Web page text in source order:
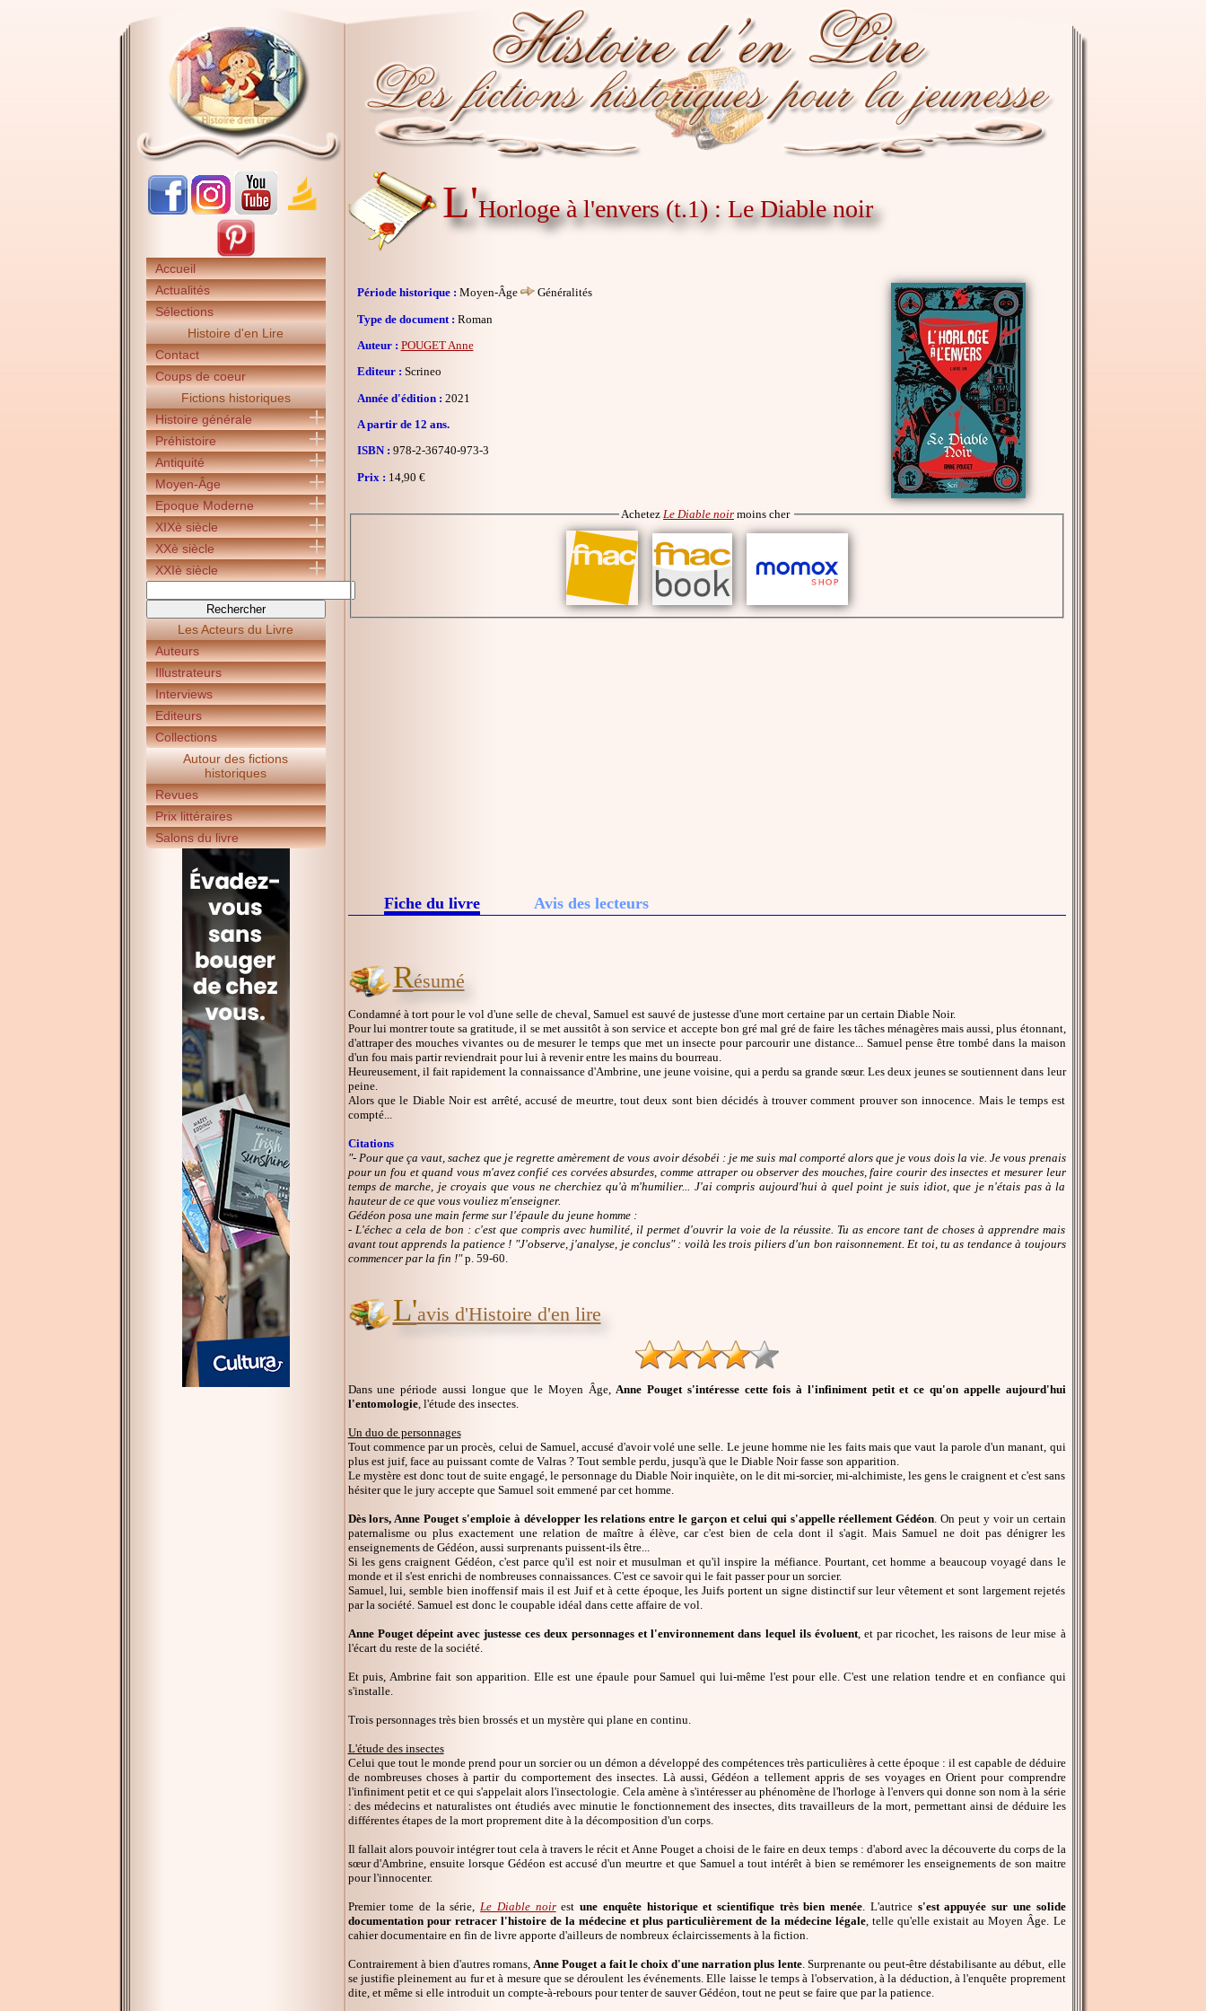
Accueil
Actualités
Sélections
Histoire d'en Lire
Contact
Coups de coeur
Fictions historiques
Histoire générale
Préhistoire
Antiquité
Moyen-Âge
Epoque Moderne
XIXè siècle
XXè siècle
XXIè siècle
Les Acteurs du Livre
Auteurs
Illustrateurs
Interviews
Editeurs
Collections
Autour des fictions
historiques
Revues
Prix littéraires
Salons du livre
L'Horloge à l'envers (t.1) : Le Diable noir
Période historique : Moyen-Âge
Généralités
Type de document : Roman
Auteur : POUGET Anne
Editeur : Scrineo
Année d'édition : 2021
A partir de 12 ans.
ISBN : 978-2-36740-973-3
Prix : 14,90 €
Achetez Le Diable noir moins cher
Fiche du livre Avis des lecteurs
Résumé
Condamné à tort pour le vol d'une selle de cheval, Samuel est sauvé de justesse d'une mort certaine par un certain Diable Noir.
Pour lui montrer toute sa gratitude, il se met aussitôt à son service et accepte bon gré mal gré de faire les tâches ménagères mais aussi, plus étonnant,
d'attraper des mouches vivantes ou de mesurer le temps que met un insecte pour parcourir une distance... Samuel pense être tombé dans la maison
d'un fou mais partir reviendrait pour lui à revenir entre les mains du bourreau.
Heureusement, il fait rapidement la connaissance d'Ambrine, une jeune voisine, qui a perdu sa grande sœur. Les deux jeunes se soutiennent dans leur
peine.
Alors que le Diable Noir est arrêté, accusé de meurtre, tout deux sont bien décidés à trouver comment prouver son innocence. Mais le temps est
compté...
Citations
"- Pour que ça vaut, sachez que je regrette amèrement de vous avoir désobéi : je me suis mal comporté alors que je vous dois la vie. Je vous prenais
pour un fou et quand vous m'avez confié ces corvées absurdes, comme attraper ou observer des mouches, faire courir des insectes et mesurer leur
temps de marche, je croyais que vous ne cherchiez qu'à m'humilier... J'ai compris aujourd'hui à quel point je suis idiot, que je n'étais pas à la
hauteur de ce que vous vouliez m'enseigner.
Gédéon posa une main ferme sur l'épaule du jeune homme :
- L'échec a cela de bon : c'est que compris avec humilité, il permet d'ouvrir la voie de la réussite. Tu as encore tant de choses à apprendre mais
avant tout apprends la patience ! "J'observe, j'analyse, je conclus" : voilà les trois piliers d'un bon raisonnement. Et toi, tu as tendance à toujours
commencer par la fin !"p. 59-60.
L'avis d'Histoire d'en lire
Dans une période aussi longue que le Moyen Âge, Anne Pouget s'intéresse cette fois à l'infiniment petit et ce qu'on appelle aujourd'hui
l'entomologie, l'étude des insectes.
Un duo de personnages
Tout commence par un procès, celui de Samuel, accusé d'avoir volé une selle. Le jeune homme nie les faits mais que vaut la parole d'un manant, qui
plus est juif, face au puissant comte de Valras ? Tout semble perdu, jusqu'à que le Diable Noir fasse son apparition.
Le mystère est donc tout de suite engagé, le personnage du Diable Noir inquiète, on le dit mi-sorcier, mi-alchimiste, les gens le craignent et c'est sans
hésiter que le jury accepte que Samuel soit emmené par cet homme.
Dès lors, Anne Pouget s'emploie à développer les relations entre le garçon et celui qui s'appelle réellement Gédéon . On peut y voir un certain
paternalisme ou plus exactement une relation de maître à élève, car c'est bien de cela dont il s'agit. Mais Samuel ne doit pas dénigrer les
enseignements de Gédéon, aussi surprenants puissent-ils être...
Si les gens craignent Gédéon, c'est parce qu'il est noir et musulman et qu'il inspire la méfiance. Pourtant, cet homme a beaucoup voyagé dans le
monde et il s'est enrichi de nombreuses connaissances. C'est ce savoir qui le fait passer pour un sorcier.
Samuel, lui, semble bien inoffensif mais il est Juif et à cette époque, les Juifs portent un signe distinctif sur leur vêtement et sont largement rejetés
par la société. Samuel est donc le coupable idéal dans cette affaire de vol.
Anne Pouget dépeint avec justesse ces deux personnages et l'environnement dans lequel ils évoluent, et par ricochet, les raisons de leur mise à
l'écart du reste de la société.
Et puis, Ambrine fait son apparition. Elle est une épaule pour Samuel qui lui-même l'est pour elle. C'est une relation tendre et en confiance qui
s'installe.
Trois personnages très bien brossés et un mystère qui plane en continu.
L'étude des insectes
Celui que tout le monde prend pour un sorcier ou un démon a développé des compétences très particulières à cette époque : il est capable de déduire
de nombreuses choses à partir du comportement des insectes. Là aussi, Gédéon a tellement appris de ses voyages en Orient pour comprendre
l'infiniment petit et ce qui s'appelait alors l'insectologie. Cela amène à s'intéresser au phénomène de l'horloge à l'envers qui donne son nom à la série
: des médecins et naturalistes ont étudiés avec minutie le fonctionnement des insectes, dits travailleurs de la mort, permettant ainsi de déduire les
différentes étapes de la mort proprement dite à la décomposition d'un corps.
Il fallait alors pouvoir intégrer tout cela à travers le récit et Anne Pouget a choisi de le faire en deux temps : d'abord avec la découverte du corps de la
sœur d'Ambrine, ensuite lorsque Gédéon est accusé d'un meurtre et que Samuel a tout intérêt à bien se remémorer les enseignements de son maitre
pour l'innocenter.
Premier tome de la série, Le Diable noirestune enquête historique et scientifique très bien menée . L'autrice s'est appuyée sur une solide
documentation pour retracer l'histoire de la médecine et plus particulièrement de la médecine légale , telle qu'elle existait au Moyen Âge. Le
cahier documentaire en fin de livre apporte d'ailleurs de nombreux éclaircissements à la fiction.
Contrairement à bien d'autres romans, Anne Pouget a fait le choix d'une narration plus lente. Surprenante ou peut-être déstabilisante au début, elle
se justifie pleinement au fur et à mesure que se déroulent les événements. Elle laisse le temps à l'observation, à la déduction, à l'enquête proprement
dite, et même si elle introduit un compte-à-rebours pour tenter de sauver Gédéon, tout ne peut se faire que par la patience.